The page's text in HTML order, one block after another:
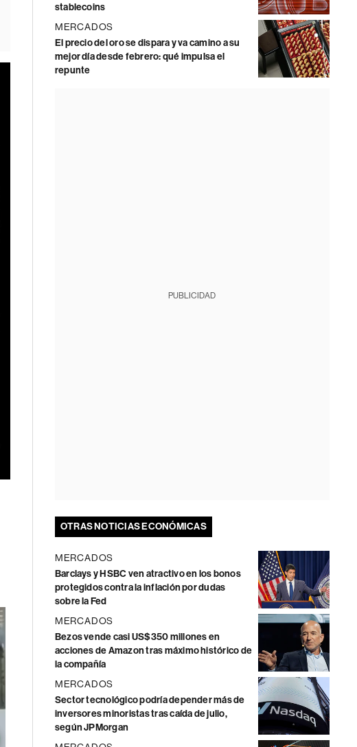
stablecoins
MERCADOS
El precio del oro se dispara y va camino a su
mejor día desde febrero: qué impulsa el
repunte
PUBLICIDAD
OTRAS NOTICIAS ECONÓMICAS
MERCADOS
Barclays y HSBC ven atractivo en los bonos
protegidos contra la inflación por dudas
sobre la Fed
MERCADOS
Bezos vende casi US$350 millones en
acciones de Amazon tras máximo histórico de
la compañía
MERCADOS
Sector tecnológico podría depender más de
inversores minoristas tras caída de julio,
según JPMorgan